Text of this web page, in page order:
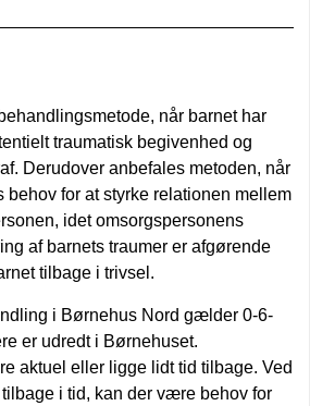
når barnet har
traumatisk begivenhed og
Derudover anbefales metoden, når
behov for at styrke relationen mellem
idet omsorgspersonens
af barnets traumer er afgørende
tilbage i trivsel.
i Børnehus Nord gælder 0-6-
er udredt i Børnehuset.
aktuel eller ligge lidt tid tilbage. Ved
i tid, kan der være behov for